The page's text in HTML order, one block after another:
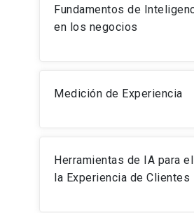
Fundamentos de
en los negocios
Medición de Experiencia
Herramientas de IA para
la Experiencia de Clientes